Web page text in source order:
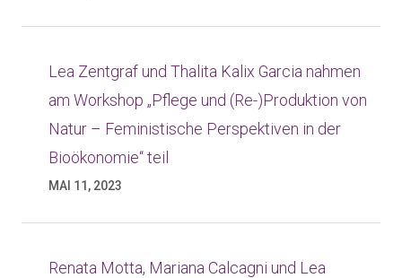
Lea Zentgraf und Thalita Kalix Garcia nahmen
am Workshop „Pflege und (Re-)Produktion von
Natur – Feministische Perspektiven in der
Bioökonomie“ teil
MAI 11, 2023
Renata Motta, Mariana Calcagni und Lea